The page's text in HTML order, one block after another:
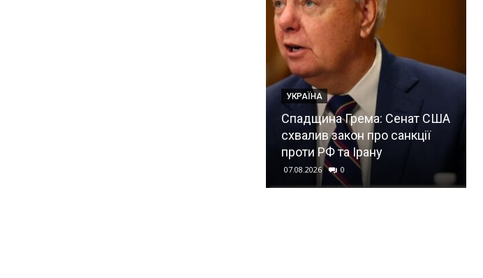
УКРАЇНА
Спадщина Грема: Сенат США
схвалив закон про санкції
проти РФ та Ірану
07.08.2026 0